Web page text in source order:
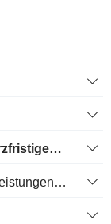
Gesamtsumme an Bargeld und kurzfristigen Investitionen
Forderungen aus Lieferungen und Leistungen, Gesamt